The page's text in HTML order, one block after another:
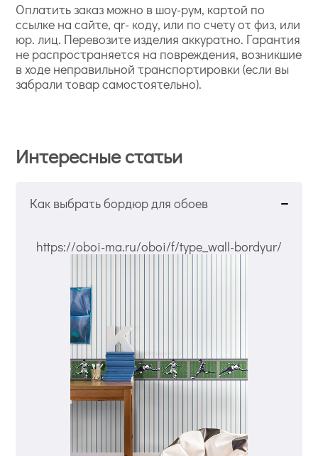
Оплатить заказ можно в шоу-рум, картой по
ссылке на сайте, qr- коду, или по счету от физ, или
юр. лиц. Перевозите изделия аккуратно. Гарантия
не распространяется на повреждения, возникшие
в ходе неправильной транспортировки (если вы
забрали товар самостоятельно).
Интересные статьи
Как выбрать бордюр для обоев
https://oboi-ma.ru/oboi/f/type_wall-bordyur/